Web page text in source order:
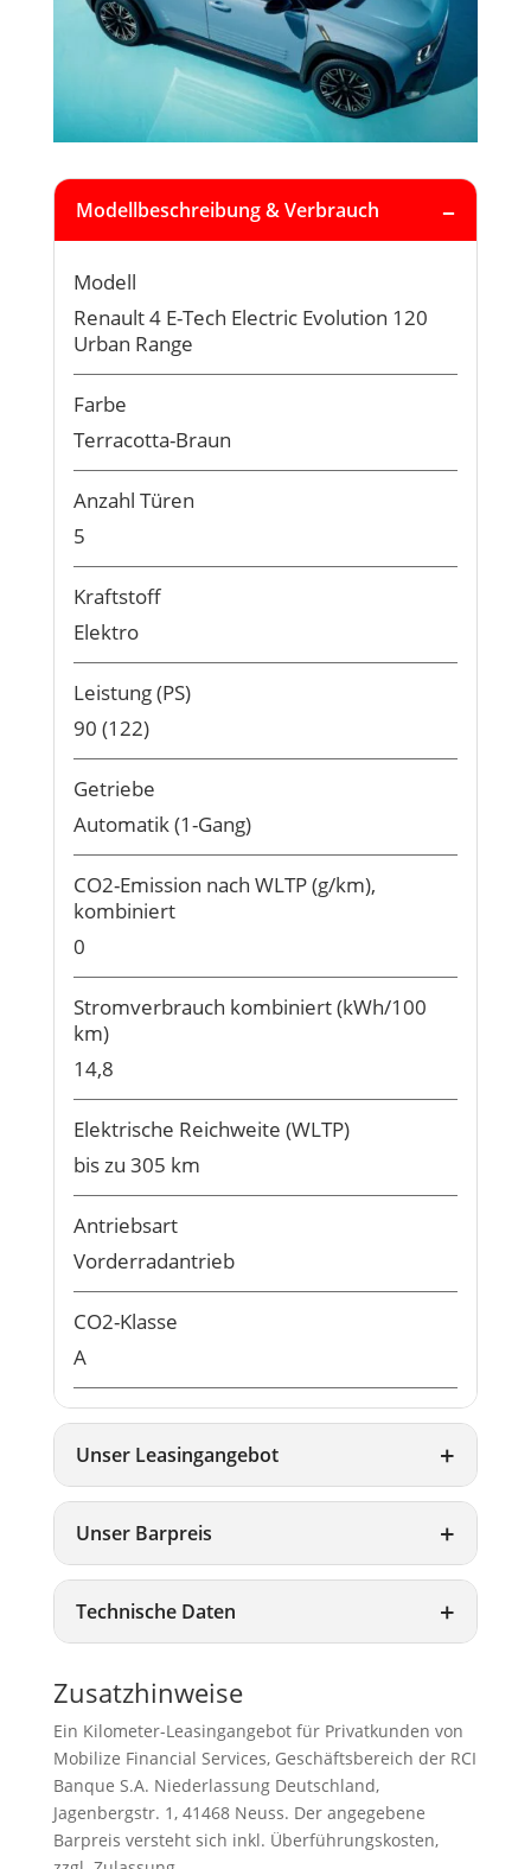
Modellbeschreibung & Verbrauch
Modell
Renault 4 E-Tech Electric Evolution 120
Urban Range
Farbe
Terracotta-Braun
Anzahl Türen
5
Kraftstoff
Elektro
Leistung (PS)
90 (122)
Getriebe
Automatik (1-Gang)
CO2-Emission nach WLTP (g/km),
kombiniert
0
Stromverbrauch kombiniert (kWh/100
km)
14,8
Elektrische Reichweite (WLTP)
bis zu 305 km
Antriebsart
Vorderradantrieb
CO2-Klasse
A
Unser Leasingangebot
Unser Barpreis
Technische Daten
Zusatzhinweise
Ein Kilometer-Leasingangebot für Privatkunden von
Mobilize Financial Services, Geschäftsbereich der RCI
Banque S.A. Niederlassung Deutschland,
Jagenbergstr. 1, 41468 Neuss. Der angegebene
Barpreis versteht sich inkl. Überführungskosten,